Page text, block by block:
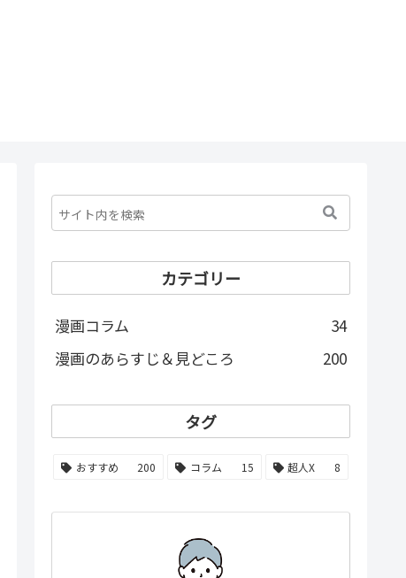
カテゴリー
漫画コラム
34
漫画のあらすじ＆見どころ
200
タグ
おすすめ 200 コラム 15 超人X 8